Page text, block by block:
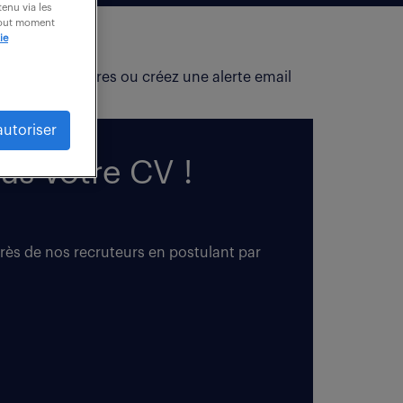
vos critères ou créez une alerte email
votre CV !
de nos recruteurs en postulant par
via les
moment